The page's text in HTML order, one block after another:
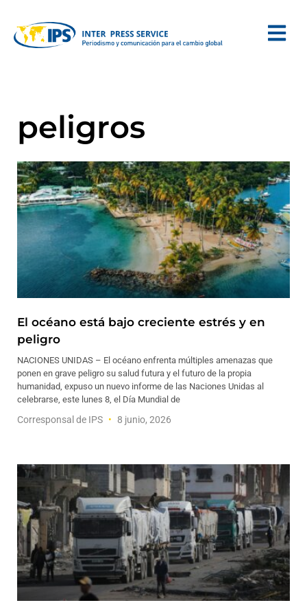
peligros
El océano está bajo creciente estrés y en
peligro
NACIONES UNIDAS – El océano enfrenta múltiples amenazas que
ponen en grave peligro su salud futura y el futuro de la propia
humanidad, expuso un nuevo informe de las Naciones Unidas al
celebrarse, este lunes 8, el Día Mundial de
Corresponsal de IPS 8 junio, 2026